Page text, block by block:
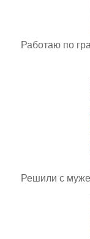
Работаю по
Решили с